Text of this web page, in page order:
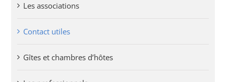
Les associations
Contact utiles
Gîtes et chambres d’hôtes